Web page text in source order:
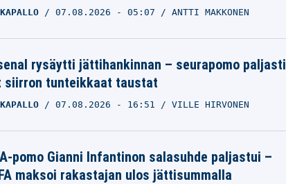
07.08.2026 - 05:07 ANTTI MAKKONEN
rysäytti jättihankinnan – seurapomo paljasti
siirron tunteikkaat taustat
07.08.2026 - 16:51 VILLE HIRVONEN
pomo Gianni Infantinon salasuhde paljastui –
maksoi rakastajan ulos jättisummalla